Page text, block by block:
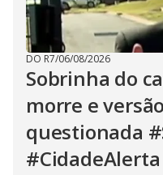
DO R7/06/08/2026
Sobrinha do
morre e
questionada
#CidadeAlerta